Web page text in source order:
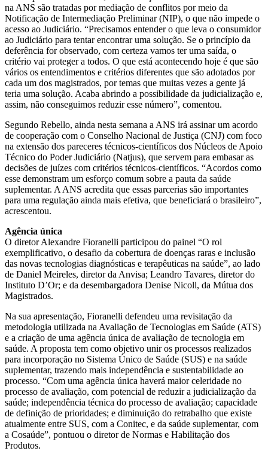
na ANS são tratadas por mediação de conflitos por meio da
Notificação de Intermediação Preliminar (NIP), o que não impede o
acesso ao Judiciário. “Precisamos entender o que leva o consumidor
ao Judiciário para tentar encontrar uma solução. Se o princípio da
deferência for observado, com certeza vamos ter uma saída, o
critério vai proteger a todos. O que está acontecendo hoje é que são
vários os entendimentos e critérios diferentes que são adotados por
cada um dos magistrados, por temas que muitas vezes a gente já
teria uma solução. Acaba abrindo a possibilidade da judicialização e,
assim, não conseguimos reduzir esse número”, comentou.
Segundo Rebello, ainda nesta semana a ANS irá assinar um acordo
de cooperação com o Conselho Nacional de Justiça (CNJ) com foco
na extensão dos pareceres técnicos-científicos dos Núcleos de Apoio
Técnico do Poder Judiciário (Natjus), que servem para embasar as
decisões de juízes com critérios técnicos-científicos. “Acordos como
esse demonstram um esforço comum sobre a pauta da saúde
suplementar. A ANS acredita que essas parcerias são importantes
para uma regulação ainda mais efetiva, que beneficiará o brasileiro”,
acrescentou.
Agência única
O diretor Alexandre Fioranelli participou do painel “O rol
exemplificativo, o desafio da cobertura de doenças raras e inclusão
das novas tecnologias diagnósticas e terapêuticas na saúde”, ao lado
de Daniel Meireles, diretor da Anvisa; Leandro Tavares, diretor do
Instituto D’Or; e da desembargadora Denise Nicoll, da Mútua dos
Magistrados.
Na sua apresentação, Fioranelli defendeu uma revisitação da
metodologia utilizada na Avaliação de Tecnologias em Saúde (ATS)
e a criação de uma agência única de avaliação de tecnologia em
saúde. A proposta tem como objetivo unir os processos realizados
para incorporação no Sistema Único de Saúde (SUS) e na saúde
suplementar, trazendo mais independência e sustentabilidade ao
processo. “Com uma agência única haverá maior celeridade no
processo de avaliação, com potencial de reduzir a judicialização da
saúde; independência técnica do processo de avaliação; capacidade
de definição de prioridades; e diminuição do retrabalho que existe
atualmente entre SUS, com a Conitec, e da saúde suplementar, com
a Cosaúde”, pontuou o diretor de Normas e Habilitação dos
Produtos.